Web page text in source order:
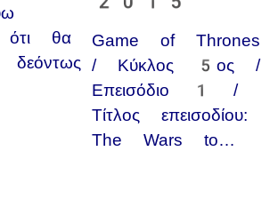
ότι θα
δεόντως
Game of Thrones
/ Κύκλος 5ος /
Επεισόδιο 1 /
Τίτλος επεισοδίου:
The Wars to…